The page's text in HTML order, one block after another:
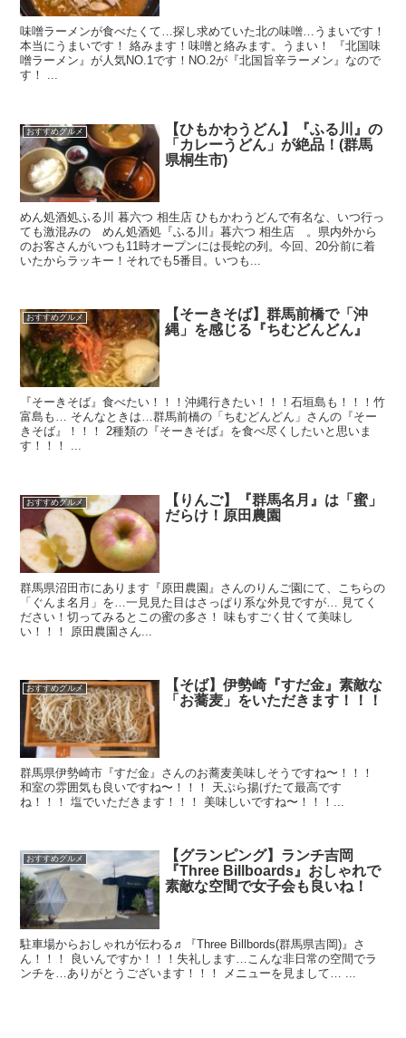
味噌ラーメンが食べたくて…探し求めていた北の味噌…うまいです！
本当にうまいです！ 絡みます！味噌と絡みます。うまい！ 『北国味
噌ラーメン』が人気NO.1です！NO.2が『北国旨辛ラーメン』なので
す！ ...
おすすめグルメ
【ひもかわうどん】『ふる川』の
「カレーうどん」が絶品！(群馬
県桐生市)
めん処酒処ふる川 暮六つ 相生店 ひもかわうどんで有名な、いつ行っ
ても激混みの めん処酒処『ふる川』暮六つ 相生店 。県内外から
のお客さんがいつも11時オープンには長蛇の列。今回、20分前に着
いたからラッキー！それでも5番目。いつも...
おすすめグルメ
【そーきそば】群馬前橋で「沖
縄」を感じる『ちむどんどん』
『そーきそば』食べたい！！！沖縄行きたい！！！石垣島も！！！竹
富島も… そんなときは…群馬前橋の「ちむどんどん」さんの『そー
きそば』！！！ 2種類の『そーきそば』を食べ尽くしたいと思いま
す！！！ ...
おすすめグルメ
【りんご】『群馬名月』は「蜜」
だらけ！原田農園
群馬県沼田市にあります『原田農園』さんのりんご園にて、こちらの
「ぐんま名月」を…一見見た目はさっぱり系な外見ですが… 見てく
ださい！切ってみるとこの蜜の多さ！ 味もすごく甘くて美味し
い！！！ 原田農園さん...
おすすめグルメ
【そば】伊勢崎『すだ金』素敵な
「お蕎麦」をいただきます！！！
群馬県伊勢崎市『すだ金』さんのお蕎麦美味しそうですね〜！！！
和室の雰囲気も良いですね〜！！！ 天ぷら揚げたて最高です
ね！！！ 塩でいただきます！！！ 美味しいですね〜！！！...
おすすめグルメ
【グランピング】ランチ吉岡
『Three Billboards』おしゃれで
素敵な空間で女子会も良いね！
駐車場からおしゃれが伝わる♬『Three Billbords(群馬県吉岡)』さ
ん！！！ 良いんですか！！！失礼します…こんな非日常の空間でラ
ンチを…ありがとうございます！！！ メニューを見まして… ...